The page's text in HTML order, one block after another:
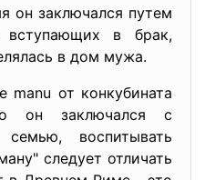
заключался путем
вступающих в брак,
в дом мужа.
от конкубината
он заключался с
воспитывать
следует отличать